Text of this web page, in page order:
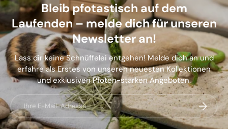
Bleib pfotastisch auf dem
Laufenden – melde dich für unseren
Newsletter an!
Lass dir keine Schnüffelei entgehen! Melde dich an und
erfahre als Erstes von unseren neuesten Kollektionen
und exklusiven Pfoten-starken Angeboten.